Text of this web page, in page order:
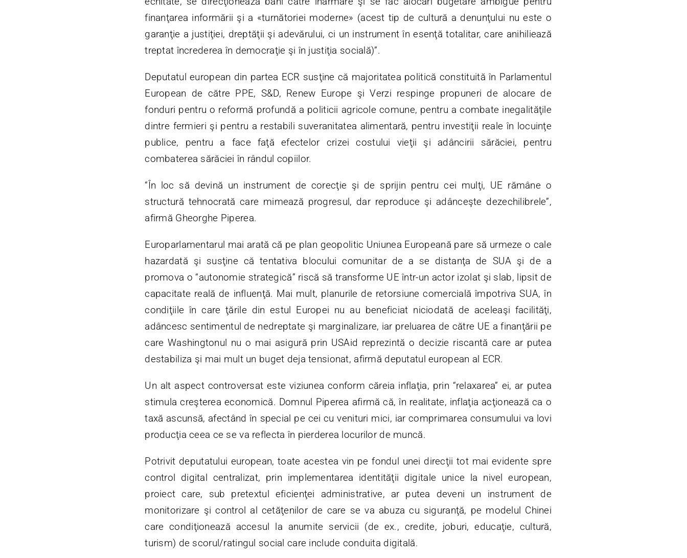
finanţarea informării şi a «turnătoriei moderne» (acest tip de cultură a denunţului nu este o
garanţie a justiţiei, dreptăţii şi adevărului, ci un instrument în esenţă totalitar, care anihiliează
treptat încrederea în democraţie şi în justiţia socială)”.
Deputatul european din partea ECR susţine că majoritatea politică constituită în Parlamentul
European de către PPE, S&D, Renew Europe şi Verzi respinge propuneri de alocare de
fonduri pentru o reformă profundă a politicii agricole comune, pentru a combate inegalităţile
dintre fermieri şi pentru a restabili suveranitatea alimentară, pentru investiţii reale în locuinţe
publice, pentru a face faţă efectelor crizei costului vieţii şi adâncirii sărăciei, pentru
combaterea sărăciei în rândul copiilor.
“În loc să devină un instrument de corecţie şi de sprijin pentru cei mulţi, UE rămâne o
structură tehnocrată care mimează progresul, dar reproduce şi adânceşte dezechilibrele”,
afirmă Gheorghe Piperea.
Europarlamentarul mai arată că pe plan geopolitic Uniunea Europeană pare să urmeze o cale
hazardată şi susţine că tentativa blocului comunitar de a se distanţa de SUA şi de a
promova o “autonomie strategică” riscă să transforme UE într-un actor izolat şi slab, lipsit de
capacitate reală de influenţă. Mai mult, planurile de retorsiune comercială împotriva SUA, în
condiţiile în care ţările din estul Europei nu au beneficiat niciodată de aceleaşi facilităţi,
adâncesc sentimentul de nedreptate şi marginalizare, iar preluarea de către UE a finanţării pe
care Washingtonul nu o mai asigură prin USAid reprezintă o decizie riscantă care ar putea
destabiliza şi mai mult un buget deja tensionat, afirmă deputatul european al ECR.
Un alt aspect controversat este viziunea conform căreia inflaţia, prin “relaxarea” ei, ar putea
stimula creşterea economică. Domnul Piperea afirmă că, în realitate, inflaţia acţionează ca o
taxă ascunsă, afectând în special pe cei cu venituri mici, iar comprimarea consumului va lovi
producţia ceea ce se va reflecta în pierderea locurilor de muncă.
Potrivit deputatului european, toate acestea vin pe fondul unei direcţii tot mai evidente spre
control digital centralizat, prin implementarea identităţii digitale unice la nivel european,
proiect care, sub pretextul eficienţei administrative, ar putea deveni un instrument de
monitorizare şi control al cetăţenilor de care se va abuza cu siguranţă, pe modelul Chinei
care condiţionează accesul la anumite servicii (de ex., credite, joburi, educaţie, cultură,
turism) de scorul/ratingul social care include conduita digitală.